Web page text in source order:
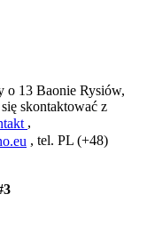
o 13 Baonie Rysiów,
skontaktować z
,
, tel. PL (+48)